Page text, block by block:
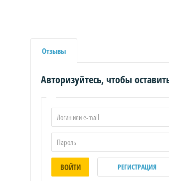
Отзывы
Авторизуйтесь, чтобы
ВОЙТИ РЕГИСТРАЦИЯ